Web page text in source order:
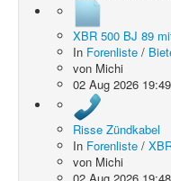
XBR 500 BJ 89
In Forenliste /
von Michi
02 Aug 2026 19:49
Risse Zündkabel
In Forenliste /
von Michi